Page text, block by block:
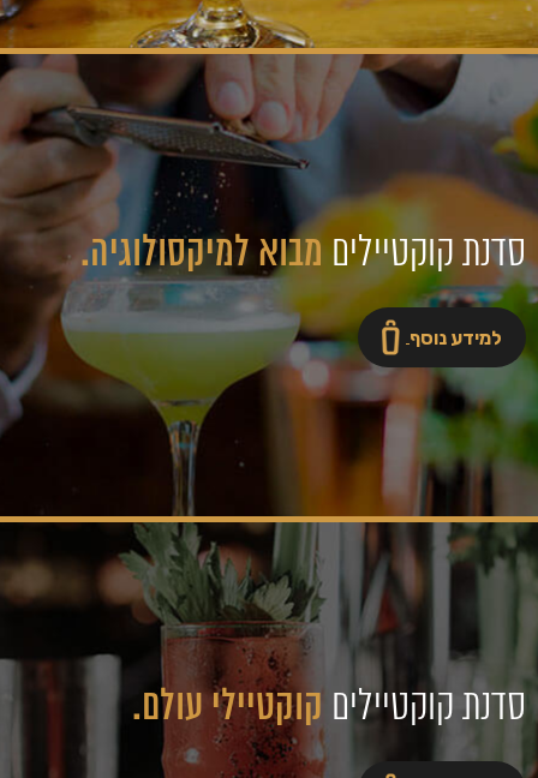
סדנת קוקטיילים מבוא למיקסולוגיה.
למידע נוסף
סדנת קוקטיילים קוקטיילי עולם.